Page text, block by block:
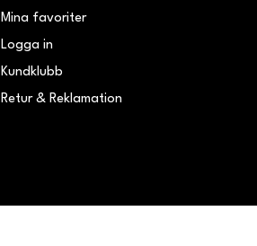
Mina favoriter
Logga in
Kundklubb
Retur & Reklamation